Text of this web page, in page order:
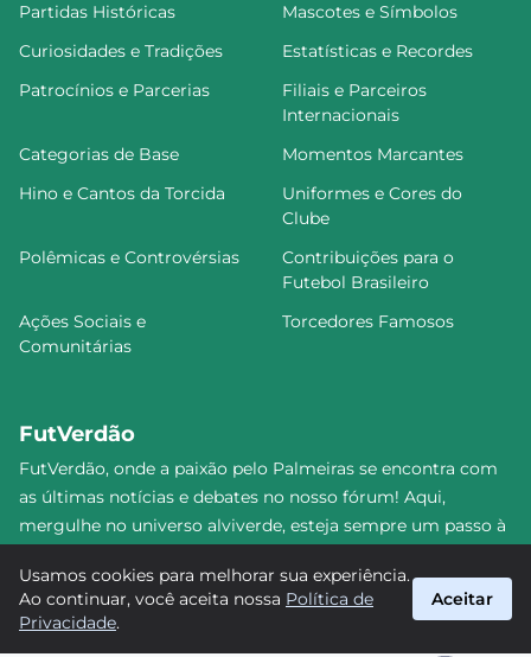
Partidas Históricas
Mascotes e Símbolos
Curiosidades e Tradições
Estatísticas e Recordes
Patrocínios e Parcerias
Filiais e Parceiros
Internacionais
Categorias de Base
Momentos Marcantes
Hino e Cantos da Torcida
Uniformes e Cores do
Clube
Polêmicas e Controvérsias
Contribuições para o
Futebol Brasileiro
Ações Sociais e
Comunitárias
Torcedores Famosos
FutVerdão
FutVerdão, onde a paixão pelo Palmeiras se encontra com
as últimas notícias e debates no nosso fórum! Aqui,
mergulhe no universo alviverde, esteja sempre um passo à
comunidade. Junte-se a nós nesta jornada emocionante!
#Palmeiras #FutVerdão
Usamos cookies para melhorar sua experiência.
Ao continuar, você aceita nossa Política de
Privacidade.
Aceitar